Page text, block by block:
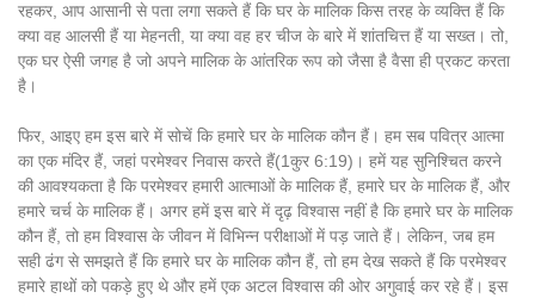
रहकर, आप आसानी से पता लगा सकते हैं कि घर के मालिक किस तरह के व्यक्ति हैं कि
क्या वह आलसी हैं या मेहनती, या क्या वह हर चीज के बारे में शांतचित्त हैं या सख्त। तो,
एक घर ऐसी जगह है जो अपने मालिक के आंतरिक रूप को जैसा है वैसा ही प्रकट करता
है।
फिर, आइए हम इस बारे में सोचें कि हमारे घर के मालिक कौन हैं। हम सब पवित्र आत्मा
का एक मंदिर हैं, जहां परमेश्वर निवास करते हैं(1कुर 6:19)। हमें यह सुनिश्चित करने
की आवश्यकता है कि परमेश्वर हमारी आत्माओं के मालिक हैं, हमारे घर के मालिक हैं, और
हमारे चर्च के मालिक हैं। अगर हमें इस बारे में दृढ़ विश्वास नहीं है कि हमारे घर के मालिक
कौन हैं, तो हम विश्वास के जीवन में विभिन्न परीक्षाओं में पड़ जाते हैं। लेकिन, जब हम
सही ढंग से समझते हैं कि हमारे घर के मालिक कौन हैं, तो हम देख सकते हैं कि परमेश्वर
हमारे हाथों को पकड़े हुए थे और हमें एक अटल विश्वास की ओर अगुवाई कर रहे हैं। इस